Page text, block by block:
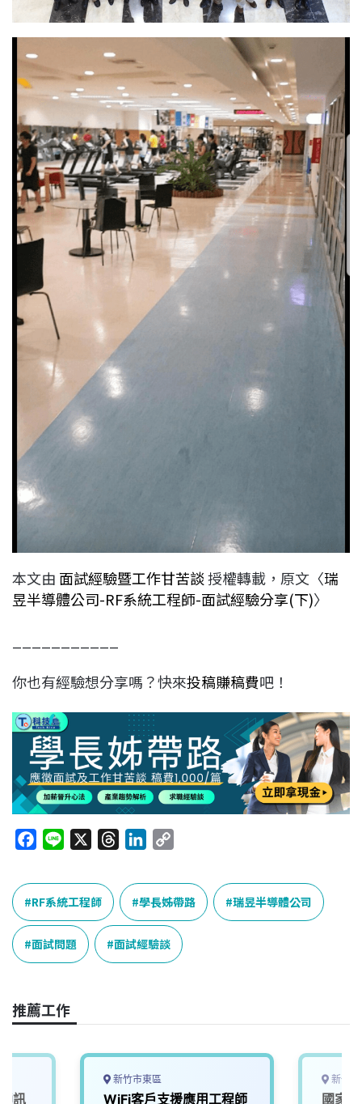
本文由 面試經驗暨工作甘苦談授權轉載，原文〈瑞
昱半導體公司-RF系統工程師-面試經驗分享(下)〉
你也有經驗想分享嗎？快來投稿賺稿費吧！
c
e
b
o
o
n
e
e
a
d
s
n
k
e
d
I
p
y
L
n
RF系統工程師 學長姊帶路 瑞昱半導體公司
面試問題 面試經驗談
推薦工作
訊
新竹市東區
WiFi客戶支援應用工程師
新竹
國家